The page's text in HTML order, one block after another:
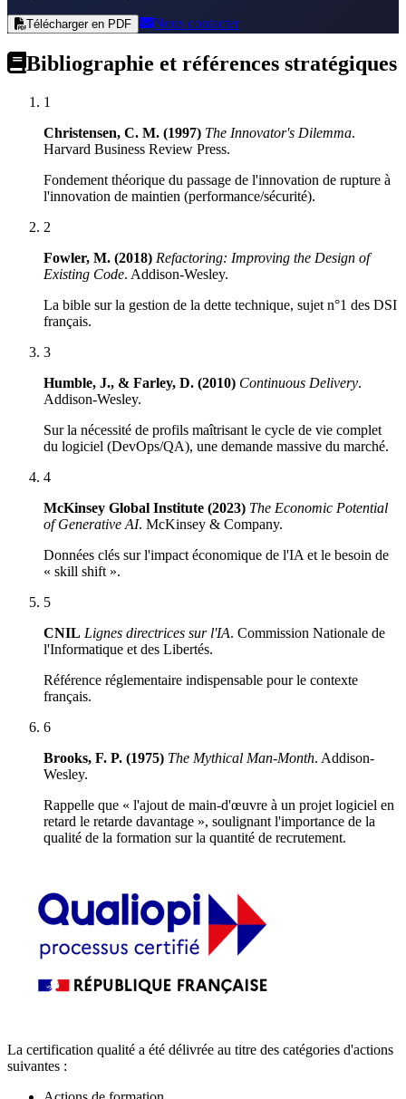
Télécharger en PDF Nous contacter
Bibliographie et références stratégiques
1
Christensen, C. M. (1997) The Innovator's Dilemma.
Harvard Business Review Press.
Fondement théorique du passage de l'innovation de rupture à
l'innovation de maintien (performance/sécurité).
2
Fowler, M. (2018) Refactoring: Improving the Design of
Existing Code. Addison-Wesley.
La bible sur la gestion de la dette technique, sujet n°1 des DSI
français.
3
Humble, J., & Farley, D. (2010) Continuous Delivery.
Addison-Wesley.
Sur la nécessité de profils maîtrisant le cycle de vie complet
du logiciel (DevOps/QA), une demande massive du marché.
4
McKinsey Global Institute (2023) The Economic Potential
of Generative AI. McKinsey & Company.
Données clés sur l'impact économique de l'IA et le besoin de
« skill shift ».
5
CNIL Lignes directrices sur l'IA. Commission Nationale de
l'Informatique et des Libertés.
Référence réglementaire indispensable pour le contexte
français.
6
Brooks, F. P. (1975) The Mythical Man-Month. Addison-
Wesley.
Rappelle que « l'ajout de main-d'œuvre à un projet logiciel en
retard le retarde davantage », soulignant l'importance de la
qualité de la formation sur la quantité de recrutement.
La certification qualité a été délivrée au titre des catégories d'actions
suivantes :